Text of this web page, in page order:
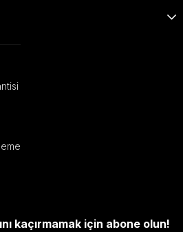
kaçırmamak için abone olun!